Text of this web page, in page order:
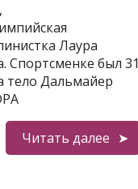
Лаура
Спортсменке был 31
тело Дальмайер
Читать далее